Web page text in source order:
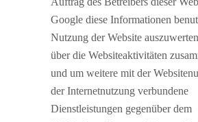
Google diese Informationen
Nutzung der Website
über die Websiteaktivitäten
und um weitere mit der
der Internetnutzung verbundene
Dienstleistungen gegenüber dem